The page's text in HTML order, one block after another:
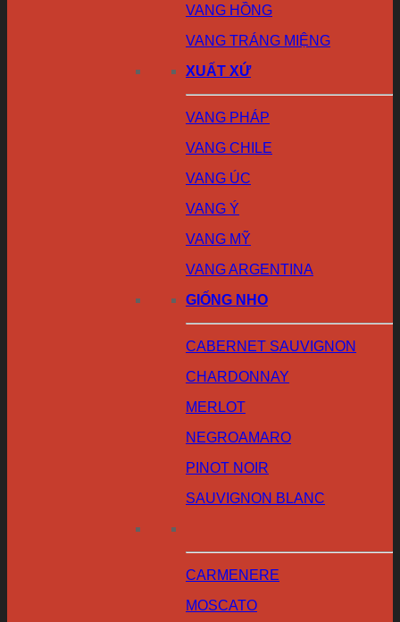
VANG HỒNG
VANG TRÁNG MIỆNG
XUẤT XỨ
VANG PHÁP
VANG CHILE
VANG ÚC
VANG Ý
VANG MỸ
VANG ARGENTINA
GIỐNG NHO
CABERNET SAUVIGNON
CHARDONNAY
MERLOT
NEGROAMARO
PINOT NOIR
SAUVIGNON BLANC
CARMENERE
MOSCATO